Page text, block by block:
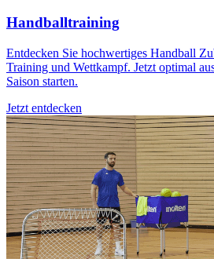
Handballtraining
Entdecken Sie hochwertiges Handball
Training und Wettkampf. Jetzt optimal
Saison starten.
Jetzt entdecken